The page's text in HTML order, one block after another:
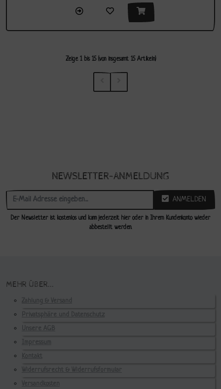
Zeige 1bis 15(von insgesamt 15Artikeln)
NEWSLETTER-ANMELDUNG
ANMELDEN
Der Newsletter ist kostenlos und kann jederzeit hier oder in Ihrem Kundenkonto wieder
abbestellt werden.
MEHR ÜBER...
Zahlung & Versand
Privatsphäre und Datenschutz
Unsere AGB
Impressum
Kontakt
Widerrufsrecht & Widerrufsformular
Versandkosten